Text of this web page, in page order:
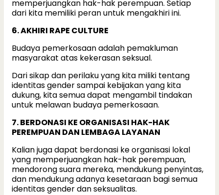
memperjuangkan hak-hak perempuan. Setiap
dari kita memiliki peran untuk mengakhiri ini.
6. AKHIRI RAPE CULTURE
Budaya pemerkosaan adalah pemakluman
masyarakat atas kekerasan seksual.
Dari sikap dan perilaku yang kita miliki tentang
identitas gender sampai kebijakan yang kita
dukung, kita semua dapat mengambil tindakan
untuk melawan budaya pemerkosaan.
7. BERDONASI KE ORGANISASI HAK-HAK
PEREMPUAN DAN LEMBAGA LAYANAN
Kalian juga dapat berdonasi ke organisasi lokal
yang memperjuangkan hak-hak perempuan,
mendorong suara mereka, mendukung penyintas,
dan mendukung adanya kesetaraan bagi semua
identitas gender dan seksualitas.